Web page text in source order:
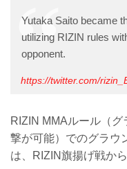
Yutaka Saito became
utilizing RIZIN rules
opponent.
https://twitter.com/
RIZIN MMAルール（
撃が可能）でのグラウ
は、RIZIN旗揚げ戦か